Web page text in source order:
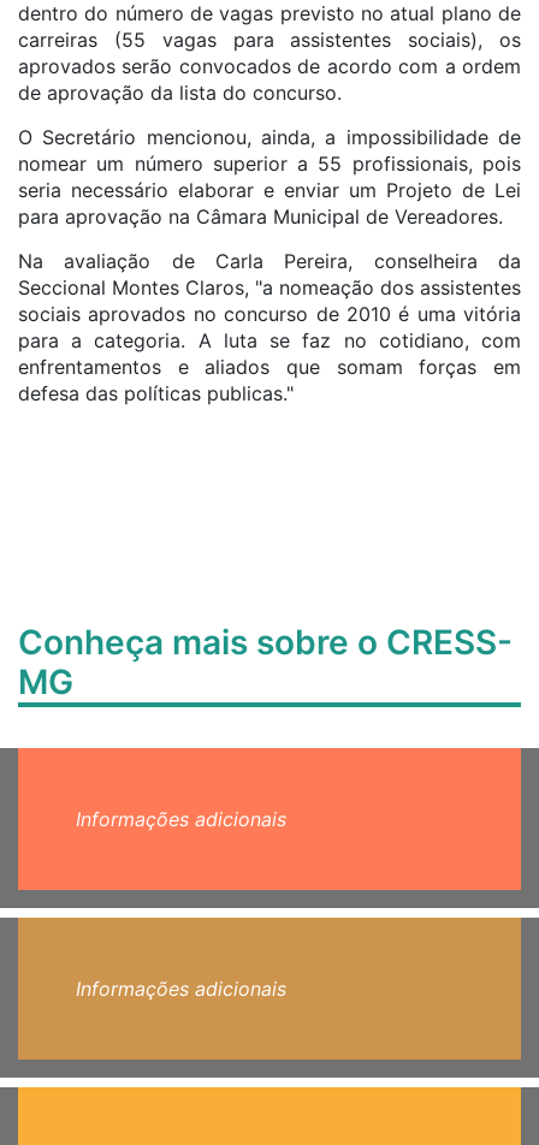
dentro do número de vagas previsto no atual plano de
carreiras (55 vagas para assistentes sociais), os
aprovados serão convocados de acordo com a ordem
de aprovação da lista do concurso.
O Secretário mencionou, ainda, a impossibilidade de
nomear um número superior a 55 profissionais, pois
seria necessário elaborar e enviar um Projeto de Lei
para aprovação na Câmara Municipal de Vereadores.
Na avaliação de Carla Pereira, conselheira da
Seccional Montes Claros, "a nomeação dos assistentes
sociais aprovados no concurso de 2010 é uma vitória
para a categoria. A luta se faz no cotidiano, com
enfrentamentos e aliados que somam forças em
defesa das políticas publicas."
Conheça mais sobre o CRESS-
MG
Informações adicionais
Informações adicionais